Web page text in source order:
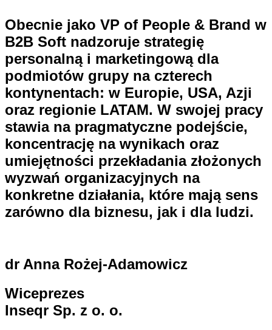
Obecnie jako VP of People & Brand w
B2B Soft nadzoruje strategię
personalną i marketingową dla
podmiotów grupy na czterech
kontynentach: w Europie, USA, Azji
oraz regionie LATAM. W swojej pracy
stawia na pragmatyczne podejście,
koncentrację na wynikach oraz
umiejętności przekładania złożonych
wyzwań organizacyjnych na
konkretne działania, które mają sens
zarówno dla biznesu, jak i dla ludzi.
dr Anna Rożej-Adamowicz
Wiceprezes
Inseqr Sp. z o. o.